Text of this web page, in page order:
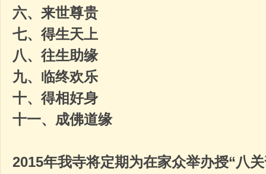
六、来世尊贵
七、得生天上
八、往生助缘
九、临终欢乐
十、得相好身
十一、成佛道缘
2015年我寺将定期为在家众举办授“八